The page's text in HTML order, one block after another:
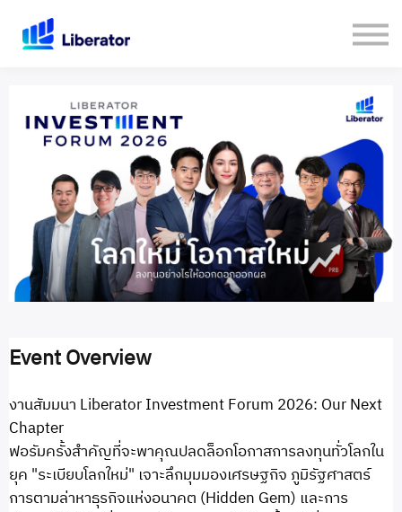
คู่มือใช้งาน Website
Login
Event Overview
งานสัมมนา Liberator Investment Forum 2026: Our Next
Chapter
ฟอรัมครั้งสำคัญที่จะพาคุณปลดล็อกโอกาสการลงทุนทั่วโลกใน
ยุค "ระเบียบโลกใหม่" เจาะลึกมุมมองเศรษฐกิจ ภูมิรัฐศาสตร์
การตามล่าหาธุรกิจแห่งอนาคต (Hidden Gem) และการ